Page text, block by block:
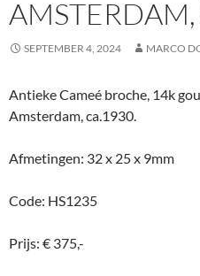
SEPTEMBER 4, 2024 MARCO
Antieke Cameé broche, 14k
Amsterdam, ca.1930.
Afmetingen: 32 x 25 x 9mm
Code: HS1235
Prijs: € 375,-